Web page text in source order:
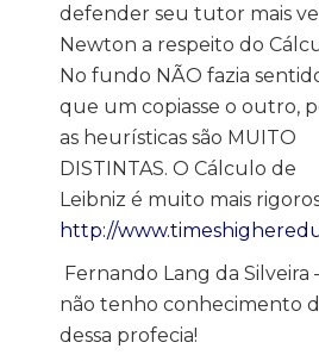
defender seu tutor mais
Newton a respeito do
No fundo NÃO fazia
que um copiasse o outro,
as heurísticas são MUITO
DISTINTAS. O Cálculo de
Leibniz é muito mais
http://
Fernando Lang da Silveira
não tenho conhecimento
dessa profecia!